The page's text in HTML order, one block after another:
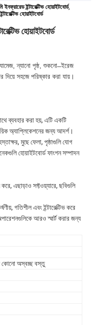
ইন্টারেক্টিভ হোয়াইটবোর্ড,
হোয়াইটবোর্ড
হোয়াইটবোর্ড
ন্যানো পৃষ্ঠ, শুকনো ̶ ইরেজ
দিয়ে সহজে পরিষ্কার করা যায়।
ব্যবহার করা হয়, এটি একটি
অ্যাপ্লিকেশনের জন্য আদর্শ।
মুছে ফেলা, পৃষ্ঠাগুলি যোগ
হোয়াইটবোর্ড ফাংশন সম্পাদন
করে, এছাড়াও সফ্টওয়্যারে, ছবিগুলি
গতিশীল এবং ইন্টারেক্টিভ করে
আরও স্মার্ট করার জন্য
কোনো অস্বচ্ছ বস্তু